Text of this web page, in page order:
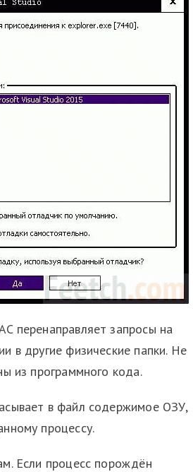
перенаправляет запросы на
в другие физические папки. Не
из программного кода.
в файл содержимое ОЗУ,
процессу.
Если процесс порождён